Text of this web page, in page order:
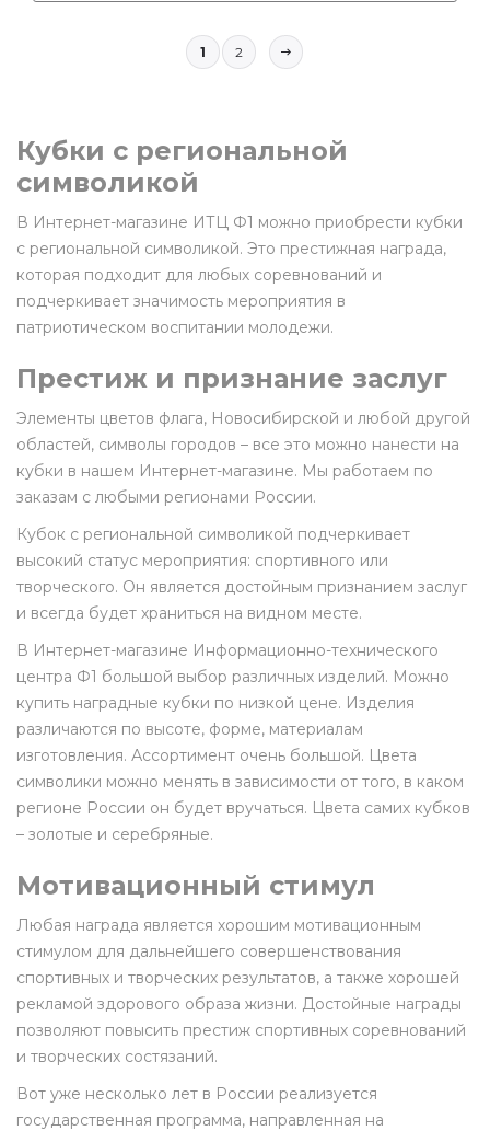
1 2
Кубки с региональной
символикой
В Интернет-магазине ИТЦ Ф1 можно приобрести кубки
с региональной символикой. Это престижная награда,
которая подходит для любых соревнований и
подчеркивает значимость мероприятия в
патриотическом воспитании молодежи.
Престиж и признание заслуг
Элементы цветов флага, Новосибирской и любой другой
областей, символы городов – все это можно нанести на
кубки в нашем Интернет-магазине. Мы работаем по
заказам с любыми регионами России.
Кубок с региональной символикой подчеркивает
высокий статус мероприятия: спортивного или
творческого. Он является достойным признанием заслуг
и всегда будет храниться на видном месте.
В Интернет-магазине Информационно-технического
центра Ф1 большой выбор различных изделий. Можно
купить наградные кубки по низкой цене. Изделия
различаются по высоте, форме, материалам
изготовления. Ассортимент очень большой. Цвета
символики можно менять в зависимости от того, в каком
регионе России он будет вручаться. Цвета самих кубков
– золотые и серебряные.
Мотивационный стимул
Любая награда является хорошим мотивационным
стимулом для дальнейшего совершенствования
спортивных и творческих результатов, а также хорошей
рекламой здорового образа жизни. Достойные награды
позволяют повысить престиж спортивных соревнований
и творческих состязаний.
Вот уже несколько лет в России реализуется
государственная программа, направленная на